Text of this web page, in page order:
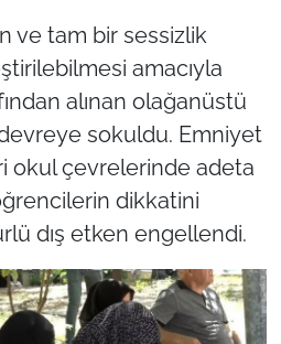
ve tam bir sessizlik
amacıyla
alınan olağanüstü
sokuldu. Emniyet
okul çevrelerinde adeta
dikkatini
dış etken engellendi.